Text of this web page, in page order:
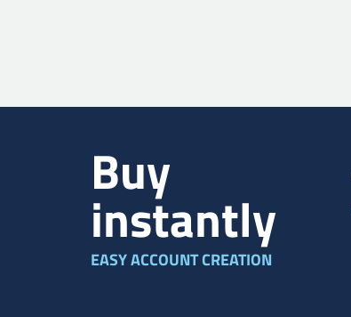
Buy
instantly
EASY ACCOUNT CREATION